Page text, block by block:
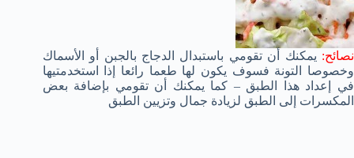
نصائح: يمكنك أن تقومي باستبدال الدجاج بالجبن أو الأسماك
وخصوصا التونة فسوف يكون لها طعما رائعا إذا استخدمتيها
في إعداد هذا الطبق – كما يمكنك أن تقومي بإضافة بعض
المكسرات إلى الطبق لزيادة جمال وتزيين الطبق